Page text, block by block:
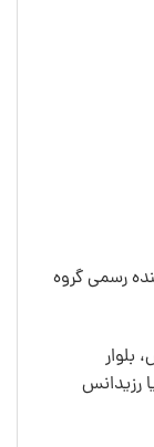
رسمی گروه
بلوار
رزیدانس